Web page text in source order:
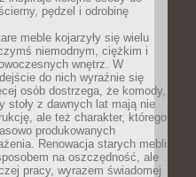
pędzel i odrobinę
meble kojarzyły się wielu
niemodnym, ciężkim i
wnętrz. W
do nich wyraźnie się
osób dostrzega, że komody,
stoły z dawnych lat mają nie
ale też charakter, którego
produkowanych
Renowacja starych mebli
na oszczędność, ale
pracy, wyrazem świadomej